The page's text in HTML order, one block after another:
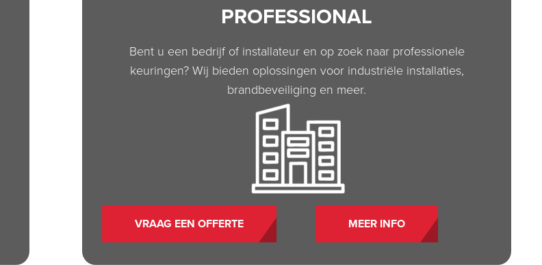
PROFESSIONAL
Bent u een bedrijf of installateur en op zoek naar professionele
keuringen? Wij bieden oplossingen voor industriële installaties,
brandbeveiliging en meer.
VRAAG EEN OFFERTE MEER INFO